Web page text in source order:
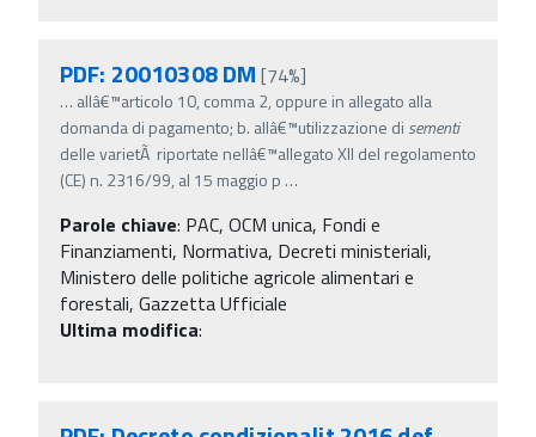
PDF: 20010308 DM [74%]
… allâ€™articolo 10, comma 2, oppure in allegato alla
domanda di pagamento; b. allâ€™utilizzazione di sementi
delle varietÃ riportate nellâ€™allegato XII del regolamento
(CE) n. 2316/99, al 15 maggio p …
Parole chiave: PAC, OCM unica, Fondi e
Finanziamenti, Normativa, Decreti ministeriali,
Ministero delle politiche agricole alimentari e
forestali, Gazzetta Ufficiale
Ultima modifica: